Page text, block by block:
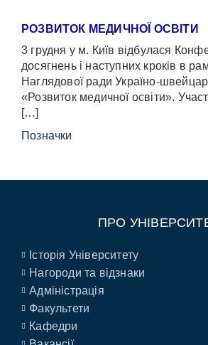
РОЗВИТОК МЕДИЧНОЇ ОСВІТИ
3 грудня у м. Київ відбулася
досягнень і наступних кроків в
Наглядової ради Україно-
«Розвиток медичної освіти».
[…]
Позначки
ПРО
Історія Університету
Нагороди та відзнаки
Адміністрація
Факультети
Кафедри